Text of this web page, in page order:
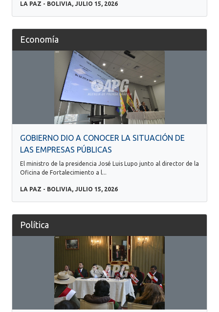
LA PAZ - BOLIVIA, JULIO 15, 2026
Economía
GOBIERNO DIO A CONOCER LA SITUACIÓN DE
LAS EMPRESAS PÚBLICAS
El ministro de la presidencia José Luis Lupo junto al director de la
Oficina de Fortalecimiento a l...
LA PAZ - BOLIVIA, JULIO 15, 2026
Política